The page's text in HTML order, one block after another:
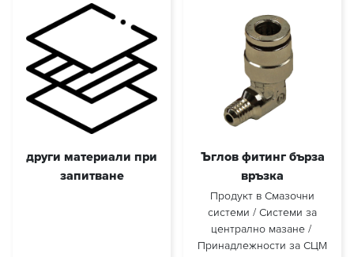
други материали при
запитване
Ъглов фитинг бърза
връзка
Продукт в Смазочни
системи
Системи за
централно мазане
Принадлежности за СЦМ